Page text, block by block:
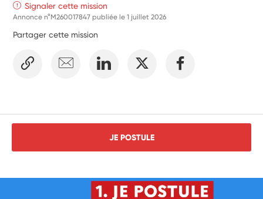
Signaler cette mission
Annonce n°M260017847 publiée le1 juillet 2026
Partager cette mission
JE POSTULE